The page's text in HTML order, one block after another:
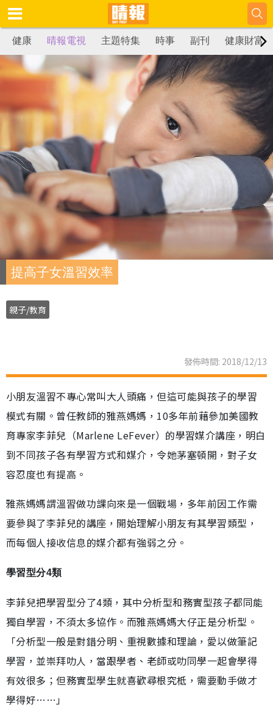
健康 晴報電視 主題特集 時事 副刊 健康財富
提高子女溫習效率
親子/教育
發佈時間: 2018/12/13
小朋友溫習不專心常叫大人頭痛，但這可能與孩子的學習
模式有關。曾任教師的雅燕媽媽，10多年前藉參加美國教
育專家李菲兒（Marlene LeFever）的學習媒介講座，明白
到不同孩子各有學習方式和媒介，令她茅塞頓開，對子女
容忍度也有提高。
雅燕媽媽謂溫習做功課向來是一個戰場，多年前因工作需
要參與了李菲兒的講座，開始理解小朋友有其學習類型，
而每個人接收信息的媒介都有強弱之分。
學習型分4類
李菲兒把學習型分了4類，其中分析型和務實型孩子都同能
獨自學習，不須太多協作。而雅燕媽媽大仔正是分析型。
「分析型一般是對錯分明、重視數據和理論，愛以做筆記
學習，並崇拜叻人，當跟學者、老師或叻同學一起會學得
有效很多；但務實型學生就喜歡尋根究柢，需要動手做才
學得好……」